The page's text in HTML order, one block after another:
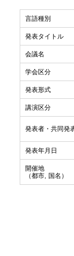
言語種別
発表タイトル
会議名
学会区分
発表形式
講演区分
発表者・共同発
発表年月日
開催地
（都市, 国名）